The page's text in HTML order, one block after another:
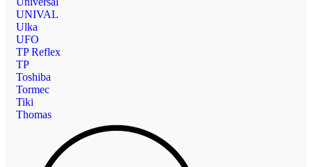
UNIVAL
Ulka
UFO
TP Reflex
TP
Toshiba
Tormec
Tiki
Thomas